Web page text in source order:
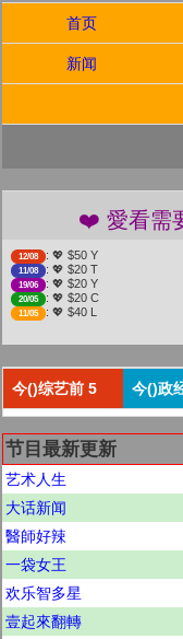
首页
新闻
❤️ 愛看需要您
12/08 : 💖 $50 Y
11/08 : 💖 $20 T
19/06 : 💖 $20 Y
20/05 : 💖 $20 C
11/05 : 💖 $40 L
今()综艺前 5 今()政
节目最新更新
艺术人生
大话新闻
醫師好辣
一袋女王
欢乐智多星
壹起來翻轉